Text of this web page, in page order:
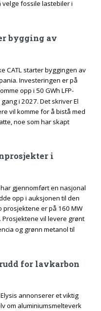
fossile lastebiler i
bygging av
CATL starter byggingen av
Investeringen er på
opp i 50 GWh LFP-
i 2027. Det skriver El
vil komme for å bistå med
noe som har skapt
i
gjennomført en nasjonal
opp i auksjonen til den
er på 160 MW
Prosjektene vil levere grønt
og grønn metanol til
for lavkarbon
annonserer et viktig
om aluminiumsmelteverk